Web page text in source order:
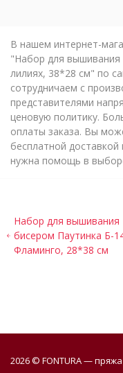
В нашем интернет-
"Набор для вышивания
лилиях, 38*28 см" по
сотрудничаем с
представителями
ценовую политику.
оплаты заказа. Вы
бесплатной
нужна помощь в
Набор для вышивания
бисером Паутинка Б-
Фламинго, 28*38 см
2026 © FONTURA —